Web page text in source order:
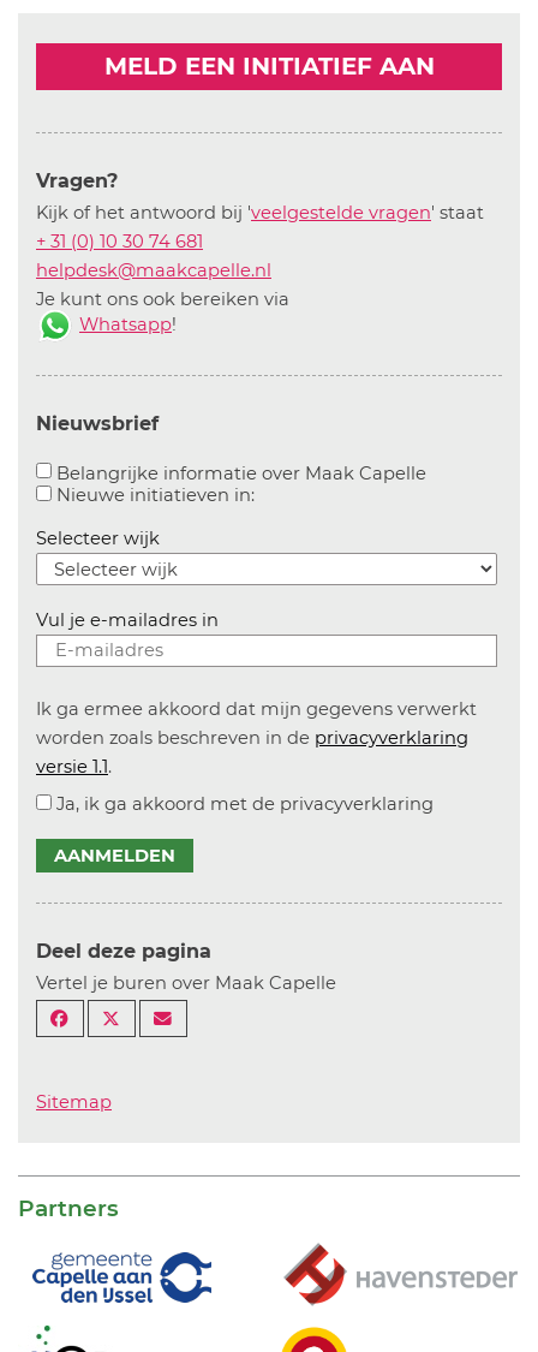
MELD EEN INITIATIEF AAN
Vragen?
Kijk of het antwoord bij 'veelgestelde vragen' staat
+ 31 (0) 10 30 74 681
helpdesk@maakcapelle.nl
Je kunt ons ook bereiken via
Whatsapp!
Nieuwsbrief
Belangrijke informatie over Maak CapelleAanvinken
Nieuwe initiatieven in:Aanvinken om informatie over
Selecteer wijk
Vul je e-mailadres in
Ik ga ermee akkoord dat mijn gegevens verwerkt
worden zoals beschreven in de privacyverklaring
versie 1.1.
Ja, ik ga akkoord met de privacyverklaring
AANMELDEN
Deel deze pagina
Vertel je buren over Maak Capelle
Sitemap
Partners